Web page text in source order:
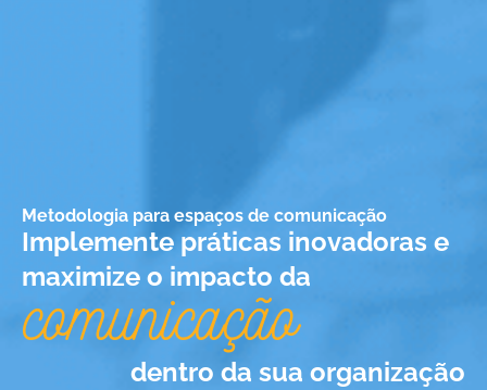
Metodologia para espaços de comunicação
Implemente práticas inovadoras e
maximize o impacto da
comunicação
dentro da sua organização